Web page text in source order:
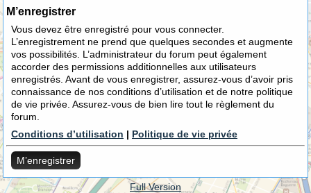
M’enregistrer
Vous devez être enregistré pour vous connecter.
L’enregistrement ne prend que quelques secondes et augmente
vos possibilités. L’administrateur du forum peut également
accorder des permissions additionnelles aux utilisateurs
enregistrés. Avant de vous enregistrer, assurez-vous d’avoir pris
connaissance de nos conditions d’utilisation et de notre politique
de vie privée. Assurez-vous de bien lire tout le règlement du
forum.
Conditions d’utilisation | Politique de vie privée
M’enregistrer
Full Version